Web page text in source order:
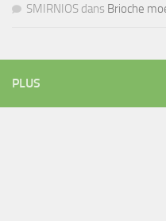
SMIRNIOS dans Brioche
PLUS